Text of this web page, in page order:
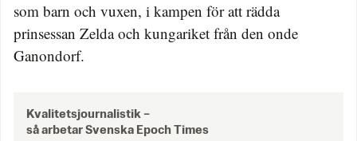
som barn och vuxen, i kampen för att rädda
prinsessan Zelda och kungariket från den onde
Ganondorf.
Kvalitetsjournalistik –
så arbetar Svenska Epoch Times